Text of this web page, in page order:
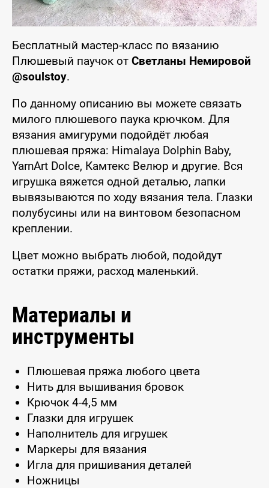
Бесплатный мастер-класс по вязанию
Плюшевый паучок от Светланы Немировой
@soulstoy.
По данному описанию вы можете связать
милого плюшевого паука крючком. Для
вязания амигуруми подойдёт любая
плюшевая пряжа: Himalaya Dolphin Baby,
YarnArt Dolce, Камтекс Велюр и другие. Вся
игрушка вяжется одной деталью, лапки
вывязываются по ходу вязания тела. Глазки
полубусины или на винтовом безопасном
креплении.
Цвет можно выбрать любой, подойдут
остатки пряжи, расход маленький.
Материалы и
инструменты
Плюшевая пряжа любого цвета
Нить для вышивания бровок
Крючок 4-4,5 мм
Глазки для игрушек
Наполнитель для игрушек
Маркеры для вязания
Игла для пришивания деталей
Ножницы